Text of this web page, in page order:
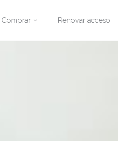
Comprar Renovar acceso